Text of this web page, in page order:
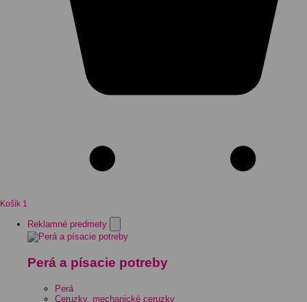
Košík 1
Reklamné predmety
Perá a písacie potreby
Perá
Ceruzky, mechanické ceruzky